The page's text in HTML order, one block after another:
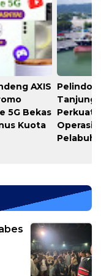
AXIS
5G Bekas
Kuota
Pelindo
Tanjung
Perkuat